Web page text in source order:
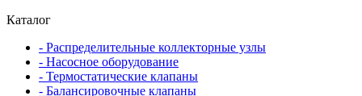
Каталог
- Распределительные коллекторные узлы
- Насосное оборудование
- Термостатические клапаны
- Балансировочные клапаны